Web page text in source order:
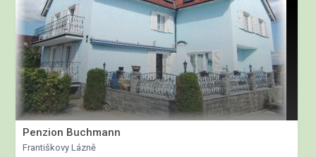
Penzion Buchmann
Františkovy Lázně